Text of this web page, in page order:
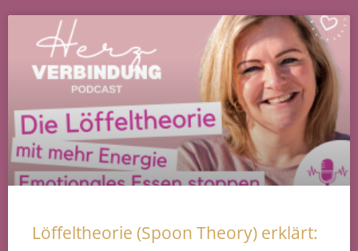
Löffeltheorie (Spoon Theory) erklärt: